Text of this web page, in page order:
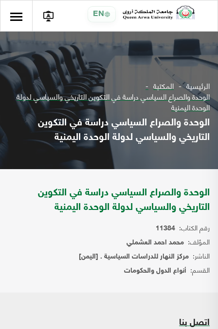
EN
الرئيسية المكتبة
الوحدة والصراع السياسي دراسة في التكوين التاريخي والسياسي لدولة
الوحدة اليمنية
الوحدة والصراع السياسي دراسة في التكوين
التاريخي والسياسي لدولة الوحدة اليمنية
الوحدة والصراع السياسي دراسة في التكوين
التاريخي والسياسي لدولة الوحدة اليمنية
رقم الكتاب: 11384
المؤلف: محمد احمد العشملي
الناشر: مركز النهار للدراسات السياسية . [اليمن]
القسم: أنواع الدول والحكومات
اتصل بنا